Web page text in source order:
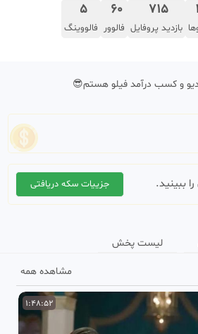
715
بازدید پروفایل
60
فالوور
5
فالووینگ
و کسب درآمد فیلو هستم😎
ببینید. جزییات سکه دریافتی
لیست پخش
مشاهده همه
1:48:52